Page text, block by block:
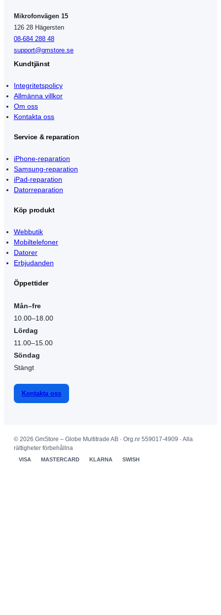
Mikrofonvägen 15
126 28 Hägersten
08-684 288 48
support@gmstore.se
Kundtjänst
Integritetspolicy
Allmänna villkor
Om oss
Kontakta oss
Service & reparation
iPhone-reparation
Samsung-reparation
iPad-reparation
Datorreparation
Köp produkt
Webbutik
Mobiltelefoner
Datorer
Erbjudanden
Öppettider
Mån–fre
10.00–18.00
Lördag
11.00–15.00
Söndag
Stängt
Kontakta oss
© 2026 GmStore – Globe Multitrade AB · Org.nr 559017-4909 · Alla
rättigheter förbehållna
VISA MASTERCARD KLARNA SWISH